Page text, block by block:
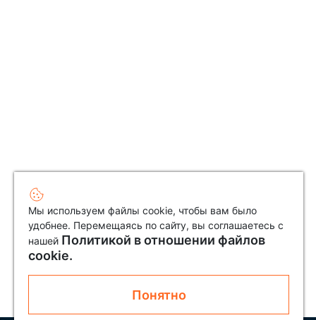
Мы используем файлы cookie, чтобы вам было
удобнее. Перемещаясь по сайту, вы соглашаетесь с
нашей Политикой в отношении файлов
cookie.
Понятно